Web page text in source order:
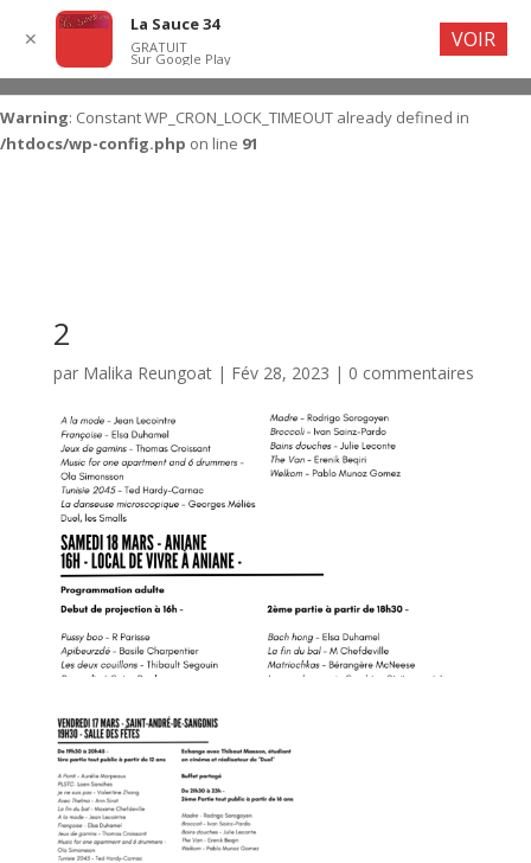
Warning : Constant WP_CRON_LOCK_TIMEOUT already defined in
/htdocs/wp-config.php on line 91
2
par Malika Reungoat| Fév 28, 2023 | 0 commentaires
✕
La Sauce 34
GRATUIT
Sur Google Play
VOIR